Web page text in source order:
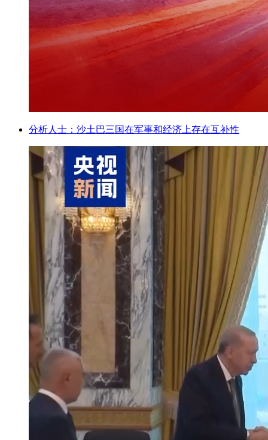
分析人士：沙土巴三国在军事和经济上存在互补性